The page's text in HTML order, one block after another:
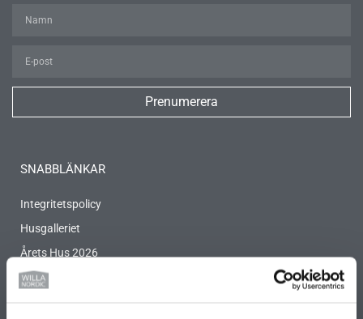
SNABBLÄNKAR
Integritetspolicy
Husgalleriet
Årets Hus 2026
Jobba på Willa Nordic
Prenumerera